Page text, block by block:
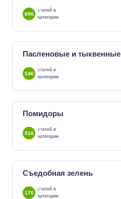
696
статей в
категории
Пасленовые и тыквенные
546
статей в
категории
Помидоры
516
статей в
категории
Съедобная зелень
176
статей в
категории